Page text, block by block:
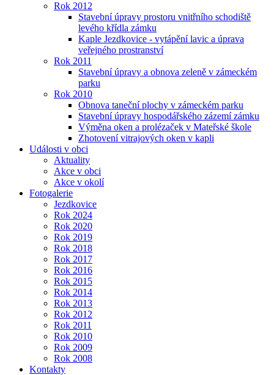
Rok 2012
Stavební úpravy prostoru vnitřního schodiště
levého křídla zámku
Kaple Jezdkovice - vytápění lavic a úprava
veřejného prostranství
Rok 2011
Stavební úpravy a obnova zeleně v zámeckém
parku
Rok 2010
Obnova taneční plochy v zámeckém parku
Stavební úpravy hospodářského zázemí zámku
Výměna oken a prolézaček v Mateřské škole
Zhotovení vitrajových oken v kapli
Události v obci
Aktuality
Akce v obci
Akce v okolí
Fotogalerie
Jezdkovice
Rok 2024
Rok 2020
Rok 2019
Rok 2018
Rok 2017
Rok 2016
Rok 2015
Rok 2014
Rok 2013
Rok 2012
Rok 2011
Rok 2010
Rok 2009
Rok 2008
Kontakty